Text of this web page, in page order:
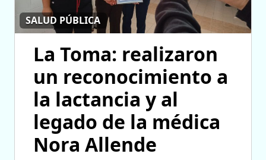
SALUD PÚBLICA
La Toma: realizaron
un reconocimiento a
la lactancia y al
legado de la médica
Nora Allende